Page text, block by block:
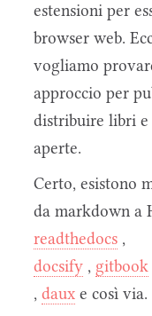
estensioni per
browser web.
vogliamo
approccio per
distribuire libri e
aperte.
Certo, esistono
da markdown a
readthedocs ,
docsify , gitbook
,daux e così via.